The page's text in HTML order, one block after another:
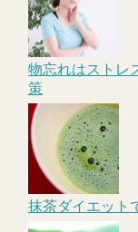
物忘れはストレ
策
抹茶ダイエット